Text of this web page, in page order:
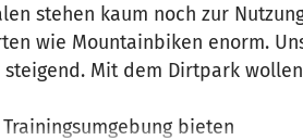
stehen kaum noch zur
wie Mountainbiken enorm.
Mit dem Dirtpark
bieten